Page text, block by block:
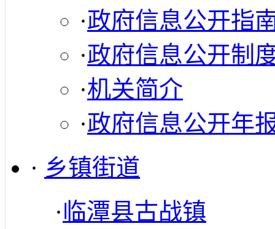
·政府信息公开指
·政府信息公开制
·机关简介
·政府信息公开年
· 乡镇街道
·临潭县古战镇